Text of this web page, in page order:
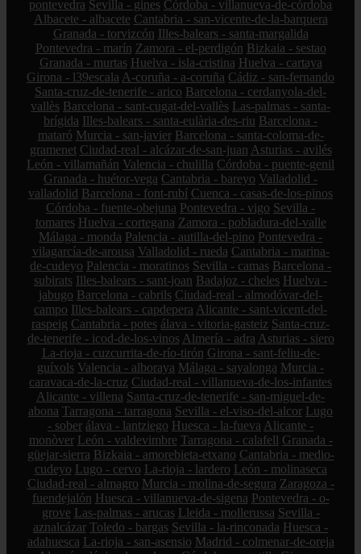
pontevedra Sevilla - gines Córdoba - villanueva-de-córdoba
Albacete - albacete Cantabria - san-vicente-de-la-barquera
Granada - torvizcón Illes-balears - santa-margalida
Pontevedra - marín Zamora - el-perdigón Bizkaia - sestao
Granada - murtas Huelva - isla-cristina Huelva - cartaya
Girona - l39escala A-coruña - a-coruña Cádiz - san-fernando
Santa-cruz-de-tenerife - arico Barcelona - cerdanyola-del-
vallès Barcelona - sant-cugat-del-vallès Las-palmas - santa-
brígida Illes-balears - santa-eulària-des-riu Barcelona -
mataró Murcia - san-javier Barcelona - santa-coloma-de-
gramenet Ciudad-real - alcázar-de-san-juan Asturias - avilés
León - villamañán Valencia - chulilla Córdoba - puente-genil
Granada - huétor-vega Cantabria - bareyo Valladolid -
valladolid Barcelona - font-rubí Cuenca - casas-de-los-pinos
Córdoba - fuente-obejuna Pontevedra - vigo Sevilla -
tomares Huelva - cortegana Zamora - pobladura-del-valle
Málaga - monda Palencia - autilla-del-pino Pontevedra -
vilagarcía-de-arousa Valladolid - rueda Cantabria - marina-
de-cudeyo Palencia - moratinos Sevilla - camas Barcelona -
subirats Illes-balears - sant-joan Badajoz - cheles Huelva -
jabugo Barcelona - cabrils Ciudad-real - almodóvar-del-
campo Illes-balears - capdepera Alicante - sant-vicent-del-
raspeig Cantabria - potes álava - vitoria-gasteiz Santa-cruz-
de-tenerife - icod-de-los-vinos Almería - adra Asturias - siero
La-rioja - cuzcurrita-de-río-tirón Girona - sant-feliu-de-
guíxols Valencia - alboraya Málaga - sayalonga Murcia -
caravaca-de-la-cruz Ciudad-real - villanueva-de-los-infantes
Alicante - villena Santa-cruz-de-tenerife - san-miguel-de-
abona Tarragona - tarragona Sevilla - el-viso-del-alcor Lugo
- sober álava - lantziego Huesca - la-fueva Alicante -
monòver León - valdevimbre Tarragona - calafell Granada -
güejar-sierra Bizkaia - amorebieta-etxano Cantabria - medio-
cudeyo Lugo - cervo La-rioja - lardero León - molinaseca
Ciudad-real - almagro Murcia - molina-de-segura Zaragoza -
fuendejalón Huesca - villanueva-de-sigena Pontevedra - o-
grove Las-palmas - arucas Lleida - mollerussa Sevilla -
aznalcázar Toledo - bargas Sevilla - la-rinconada Huesca -
adahuesca La-rioja - san-asensio Madrid - colmenar-de-oreja